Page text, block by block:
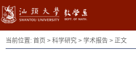
当前位置:首页 >科学研究 >学术报告 > 正文